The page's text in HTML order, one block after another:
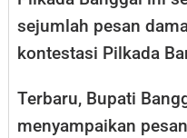
sejumlah pesan
kontestasi Pilkada
Terbaru, Bupati
menyampaikan